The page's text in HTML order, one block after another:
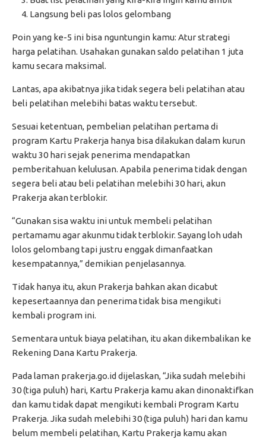
Langsung beli pas lolos gelombang
Poin yang ke-5 ini bisa nguntungin kamu: Atur strategi
harga pelatihan. Usahakan gunakan saldo pelatihan 1 juta
kamu secara maksimal.
Lantas, apa akibatnya jika tidak segera beli pelatihan atau
beli pelatihan melebihi batas waktu tersebut.
Sesuai ketentuan, pembelian pelatihan pertama di
program Kartu Prakerja hanya bisa dilakukan dalam kurun
waktu 30 hari sejak penerima mendapatkan
pemberitahuan kelulusan. Apabila penerima tidak dengan
segera beli atau beli pelatihan melebihi 30 hari, akun
Prakerja akan terblokir.
“Gunakan sisa waktu ini untuk membeli pelatihan
pertamamu agar akunmu tidak terblokir. Sayang loh udah
lolos gelombang tapi justru enggak dimanfaatkan
kesempatannya,” demikian penjelasannya.
Tidak hanya itu, akun Prakerja bahkan akan dicabut
kepesertaannya dan penerima tidak bisa mengikuti
kembali program ini.
Sementara untuk biaya pelatihan, itu akan dikembalikan ke
Rekening Dana Kartu Prakerja.
Pada laman prakerja.go.id dijelaskan, “Jika sudah melebihi
30 (tiga puluh) hari, Kartu Prakerja kamu akan dinonaktifkan
dan kamu tidak dapat mengikuti kembali Program Kartu
Prakerja. Jika sudah melebihi 30 (tiga puluh) hari dan kamu
belum membeli pelatihan, Kartu Prakerja kamu akan